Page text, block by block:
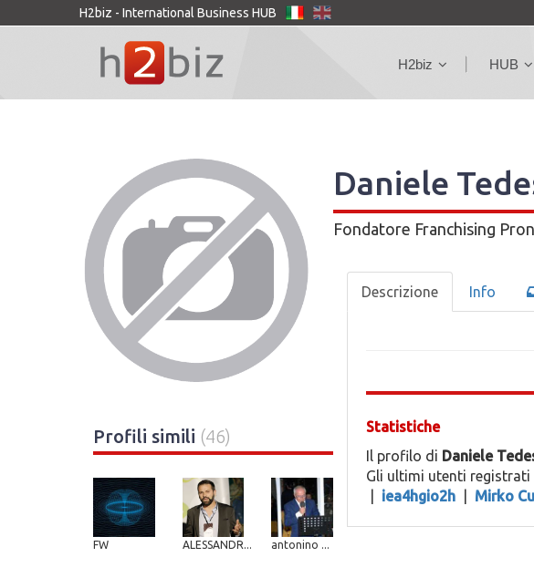
H2biz - International Business HUB
H2biz HUB
Daniele
Fondatore Franchising
Profili simili (46)
FW ALESSANDR... antonino ...
Descrizione Info
Statistiche
Il profilo di Daniele
Gli ultimi utenti
iea4hgio2h Mirko